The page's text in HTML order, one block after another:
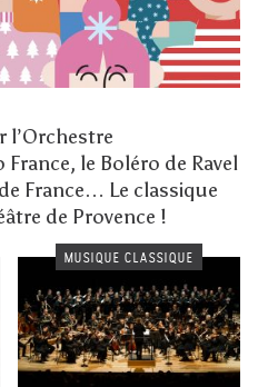
l’Orchestre
le Boléro de Ravel
France… Le classique
de Provence !
MUSIQUE CLASSIQUE